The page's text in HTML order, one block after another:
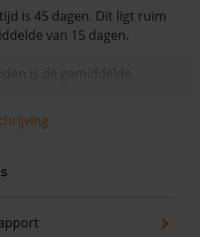
is 45 dagen. Dit ligt ruim
van 15 dagen.
is de gemiddelde